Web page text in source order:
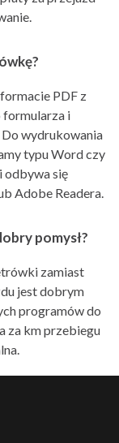
PDF z
formularza i
wydrukowania
typu Word czy
się
Adobe Readera.
pomysł?
zamiast
jest dobrym
programów do
za km przebiegu